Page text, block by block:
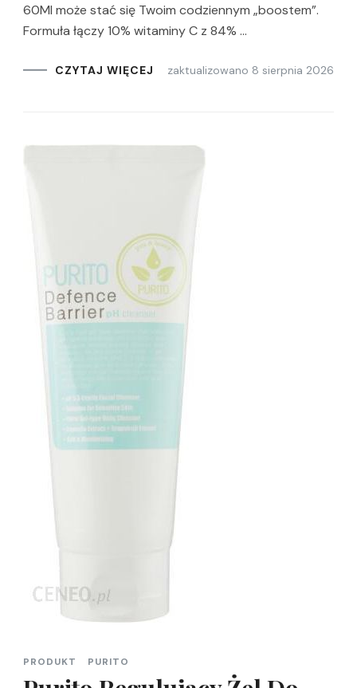
60Ml może stać się Twoim codziennym „boostem”.
Formuła łączy 10% witaminy C z 84% …
CZYTAJ WIĘCEJ zaktualizowano 8 sierpnia 2026
PRODUKT PURITO